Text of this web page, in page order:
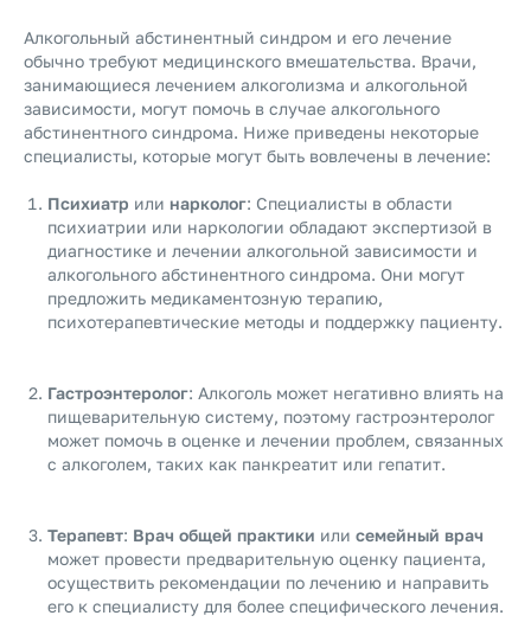
Алкогольный абстинентный синдром и его лечение
обычно требуют медицинского вмешательства. Врачи,
занимающиеся лечением алкоголизма и алкогольной
зависимости, могут помочь в случае алкогольного
абстинентного синдрома. Ниже приведены некоторые
специалисты, которые могут быть вовлечены в лечение:
Психиатр или нарколог: Специалисты в области
психиатрии или наркологии обладают экспертизой в
диагностике и лечении алкогольной зависимости и
алкогольного абстинентного синдрома. Они могут
предложить медикаментозную терапию,
психотерапевтические методы и поддержку пациенту.
Гастроэнтеролог: Алкоголь может негативно влиять на
пищеварительную систему, поэтому гастроэнтеролог
может помочь в оценке и лечении проблем, связанных
с алкоголем, таких как панкреатит или гепатит.
Терапевт: Врач общей практики или семейный врач
может провести предварительную оценку пациента,
осуществить рекомендации по лечению и направить
его к специалисту для более специфического лечения.